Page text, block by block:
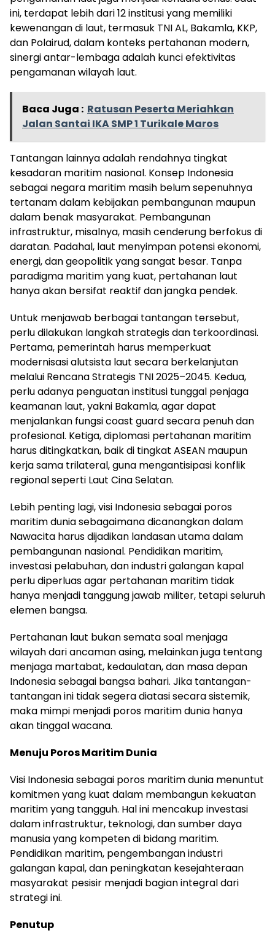
ini, terdapat lebih dari 12 institusi yang memiliki
kewenangan di laut, termasuk TNI AL, Bakamla, KKP,
dan Polairud, dalam konteks pertahanan modern,
sinergi antar-lembaga adalah kunci efektivitas
pengamanan wilayah laut.
Baca Juga : Ratusan Peserta Meriahkan
Jalan Santai IKA SMP 1 Turikale Maros
Tantangan lainnya adalah rendahnya tingkat
kesadaran maritim nasional. Konsep Indonesia
sebagai negara maritim masih belum sepenuhnya
tertanam dalam kebijakan pembangunan maupun
dalam benak masyarakat. Pembangunan
infrastruktur, misalnya, masih cenderung berfokus di
daratan. Padahal, laut menyimpan potensi ekonomi,
energi, dan geopolitik yang sangat besar. Tanpa
paradigma maritim yang kuat, pertahanan laut
hanya akan bersifat reaktif dan jangka pendek.
Untuk menjawab berbagai tantangan tersebut,
perlu dilakukan langkah strategis dan terkoordinasi.
Pertama, pemerintah harus memperkuat
modernisasi alutsista laut secara berkelanjutan
melalui Rencana Strategis TNI 2025–2045. Kedua,
perlu adanya penguatan institusi tunggal penjaga
keamanan laut, yakni Bakamla, agar dapat
menjalankan fungsi coast guard secara penuh dan
profesional. Ketiga, diplomasi pertahanan maritim
harus ditingkatkan, baik di tingkat ASEAN maupun
kerja sama trilateral, guna mengantisipasi konflik
regional seperti Laut Cina Selatan.
Lebih penting lagi, visi Indonesia sebagai poros
maritim dunia sebagaimana dicanangkan dalam
Nawacita harus dijadikan landasan utama dalam
pembangunan nasional. Pendidikan maritim,
investasi pelabuhan, dan industri galangan kapal
perlu diperluas agar pertahanan maritim tidak
hanya menjadi tanggung jawab militer, tetapi seluruh
elemen bangsa.
Pertahanan laut bukan semata soal menjaga
wilayah dari ancaman asing, melainkan juga tentang
menjaga martabat, kedaulatan, dan masa depan
Indonesia sebagai bangsa bahari. Jika tantangan-
tantangan ini tidak segera diatasi secara sistemik,
maka mimpi menjadi poros maritim dunia hanya
akan tinggal wacana.
Menuju Poros Maritim Dunia
Visi Indonesia sebagai poros maritim dunia menuntut
komitmen yang kuat dalam membangun kekuatan
maritim yang tangguh. Hal ini mencakup investasi
dalam infrastruktur, teknologi, dan sumber daya
manusia yang kompeten di bidang maritim.
Pendidikan maritim, pengembangan industri
galangan kapal, dan peningkatan kesejahteraan
masyarakat pesisir menjadi bagian integral dari
strategi ini.
Penutup